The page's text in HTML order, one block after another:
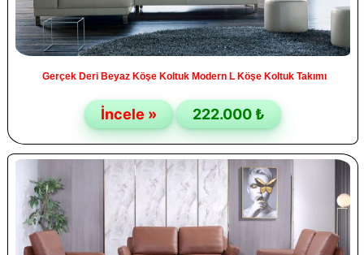
Gerçek Deri Beyaz Köşe Koltuk Modern L Köşe Koltuk Takımı
İncele » 222.000 ₺